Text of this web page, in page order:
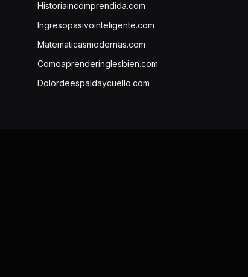
Historiaincomprendida.com
Ingresopasivointeligente.com
Matematicasmodernas.com
Comoaprenderinglesbien.com
Dolordeespaldaycuello.com